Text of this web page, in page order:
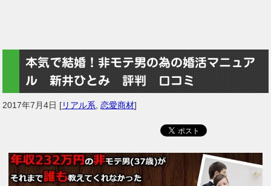
本気で結婚！非モテ男の為の婚活マニュア
ル 新井ひとみ 評判 口コミ
2017年7月4日 [リアル系 ,恋愛商材]